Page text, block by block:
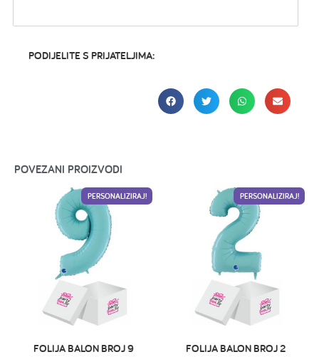
PODIJELITE S PRIJATELJIMA:
POVEZANI PROIZVODI
PERSONALIZIRAJ!
FOLIJA BALON BROJ 9
PERSONALIZIRAJ!
FOLIJA BALON BROJ 2